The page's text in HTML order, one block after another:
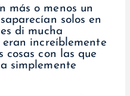
más o menos un
solos en
di mucha
increíblemente
cosas con las que
simplemente